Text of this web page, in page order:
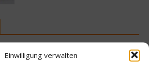
Einwilligung verwalten